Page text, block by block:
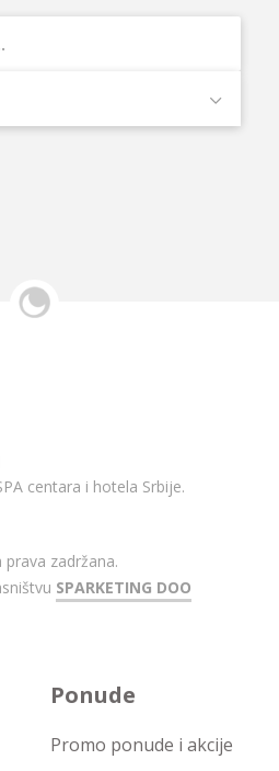
centara i hotela Srbije.
zadržana.
SPARKETING DOO
Ponude
Promo ponude i akcije